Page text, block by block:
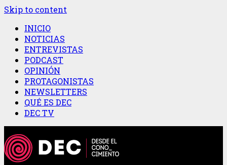
Skip to content
INICIO
NOTICIAS
ENTREVISTAS
PODCAST
OPINIÓN
PROTAGONISTAS
NEWSLETTERS
QUÉ ES DEC
DEC TV